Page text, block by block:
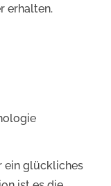
erhalten.
ein glückliches